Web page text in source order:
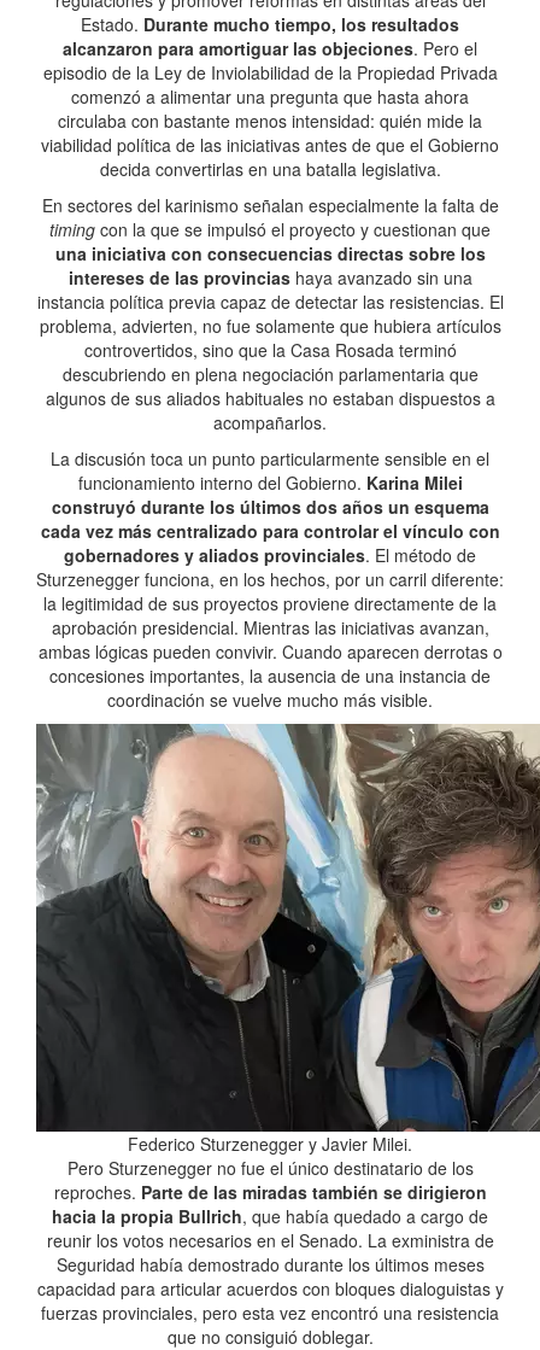
Estado. Durante mucho tiempo, los resultados
alcanzaron para amortiguar las objeciones. Pero el
episodio de la Ley de Inviolabilidad de la Propiedad Privada
comenzó a alimentar una pregunta que hasta ahora
circulaba con bastante menos intensidad: quién mide la
viabilidad política de las iniciativas antes de que el Gobierno
decida convertirlas en una batalla legislativa.
En sectores del karinismo señalan especialmente la falta de
timing con la que se impulsó el proyecto y cuestionan que
una iniciativa con consecuencias directas sobre los
intereses de las provinciashaya avanzado sin una
instancia política previa capaz de detectar las resistencias. El
problema, advierten, no fue solamente que hubiera artículos
controvertidos, sino que la Casa Rosada terminó
descubriendo en plena negociación parlamentaria que
algunos de sus aliados habituales no estaban dispuestos a
acompañarlos.
La discusión toca un punto particularmente sensible en el
funcionamiento interno del Gobierno. Karina Milei
construyó durante los últimos dos años un esquema
cada vez más centralizado para controlar el vínculo con
gobernadores y aliados provinciales. El método de
Sturzenegger funciona, en los hechos, por un carril diferente:
la legitimidad de sus proyectos proviene directamente de la
aprobación presidencial. Mientras las iniciativas avanzan,
ambas lógicas pueden convivir. Cuando aparecen derrotas o
concesiones importantes, la ausencia de una instancia de
coordinación se vuelve mucho más visible.
Federico Sturzenegger y Javier Milei.
Pero Sturzenegger no fue el único destinatario de los
reproches. Parte de las miradas también se dirigieron
hacia la propia Bullrich, que había quedado a cargo de
reunir los votos necesarios en el Senado. La exministra de
Seguridad había demostrado durante los últimos meses
capacidad para articular acuerdos con bloques dialoguistas y
fuerzas provinciales, pero esta vez encontró una resistencia
que no consiguió doblegar.